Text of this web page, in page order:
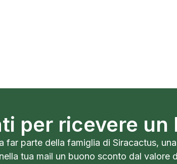
per ricevere
far parte della famiglia di Siracactus,
tua mail un buono sconto dal valore